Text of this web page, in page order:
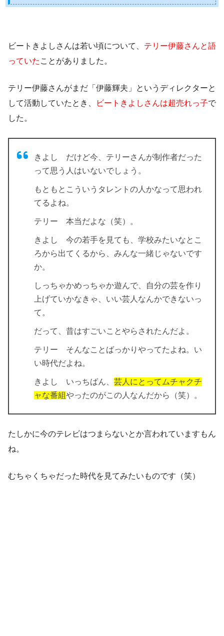
ビートきよしさんは若い頃について、 テリー伊藤さんと語
っていた ことがありました。
テリー伊藤さんがまだ「伊藤輝夫」というディレクターと
して活動 していたとき、 ビートきよしさんは超売れっ子で
した。
きよし だけど今、テリーさんが制作者だった
って思う人はいないでしょう。
もともとこういうタレントの人かなって思われ
てるよね。
テリー 本当だよな（笑）。
きよし 今の若手を見ても、学校みたいなとこ
ろから出てくるから、みんな一緒じゃないです
か。
しっちゃかめっちゃか遊んで、自分の芸を作り
上げていかなきゃ、いい芸人なんかできないっ
て。
だって、昔はすごいことやらされたんだよ。
テリー そんなことばっかりやってたよね。い
い時代だよね。
きよし いっちばん、 芸人にとってムチャクチ
ャな番組やったのがこの人なんだから（笑）。
たしかに今のテレビはつまらないとか言われていますもん
ね。
むちゃくちゃだった時代を見てみたいものです（笑）